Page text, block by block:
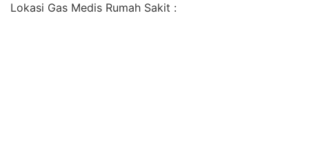
Lokasi Gas Medis Rumah Sakit :